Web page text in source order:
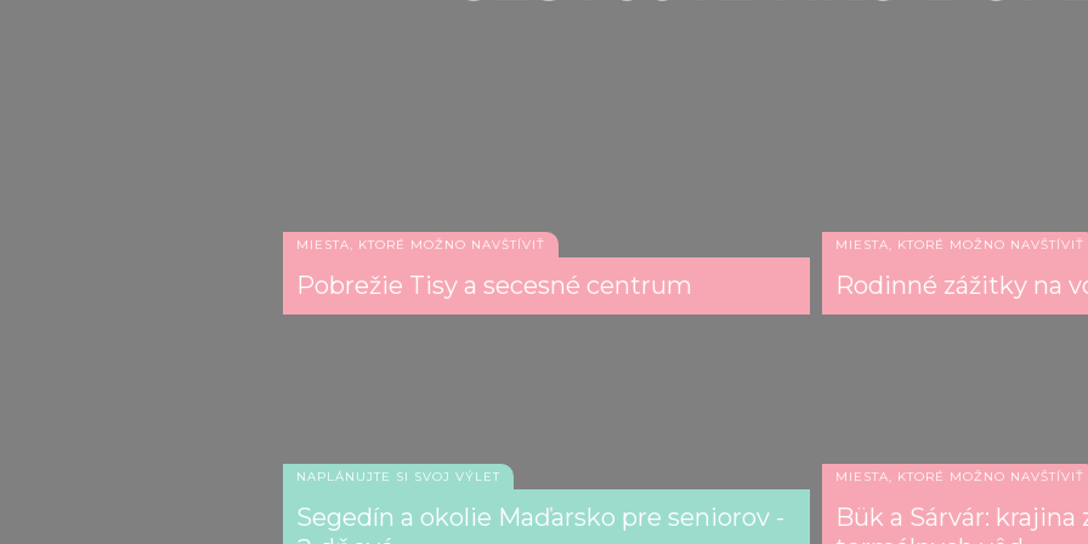
MIESTA, KTORÉ MOŽNO NAVŠTÍVIŤ
Pobrežie Tisy a secesné centrum
MIESTA, KTORÉ MOŽNO NAVŠTÍVIŤ
Rodinné zážitky na
NAPLÁNUJTE SI SVOJ VÝLET
Segedín a okolie Maďarsko pre seniorov -
MIESTA, KTORÉ MOŽNO NAVŠTÍVIŤ
Bük a Sárvár: krajina